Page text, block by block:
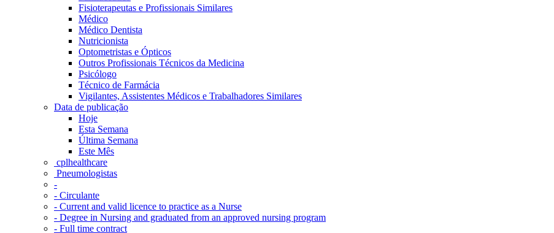
Fisioterapeutas e Profissionais Similares
Médico
Médico Dentista
Nutricionista
Optometristas e Ópticos
Outros Profissionais Técnicos da Medicina
Psicólogo
Técnico de Farmácia
Vigilantes, Assistentes Médicos e Trabalhadores Similares
Data de publicação
Hoje
Esta Semana
Última Semana
Este Mês
‎ cplhealthcare‬
Pneumologistas
-
- Circulante
- Current and valid licence to practice as a Nurse
- Degree in Nursing and graduated from an approved nursing program
- Full time contract